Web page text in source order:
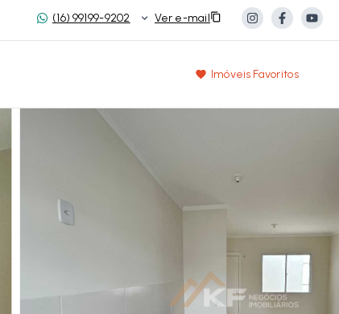
(16) 99199-9202 Ver e-mail
Imóveis Favoritos